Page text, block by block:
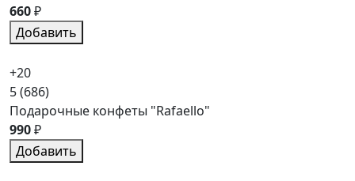
660₽
Добавить
+20
5(686)
Подарочные конфеты "Rafaello"
990₽
Добавить